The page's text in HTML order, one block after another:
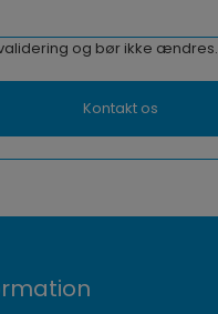
og bør ikke ændres.